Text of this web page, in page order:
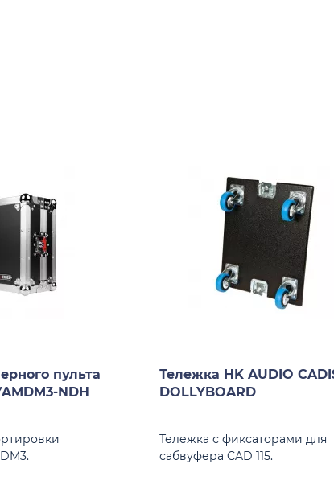
пульта
NDH
Тележка HK AUDIO
DOLLYBOARD
Тележка с фиксаторами для
сабвуфера CAD 115.